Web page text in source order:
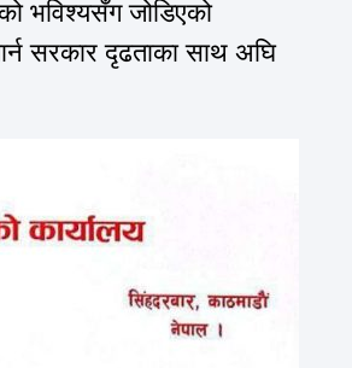
भविश्यसँग जोडिएको
सरकार दृढताका साथ अघि